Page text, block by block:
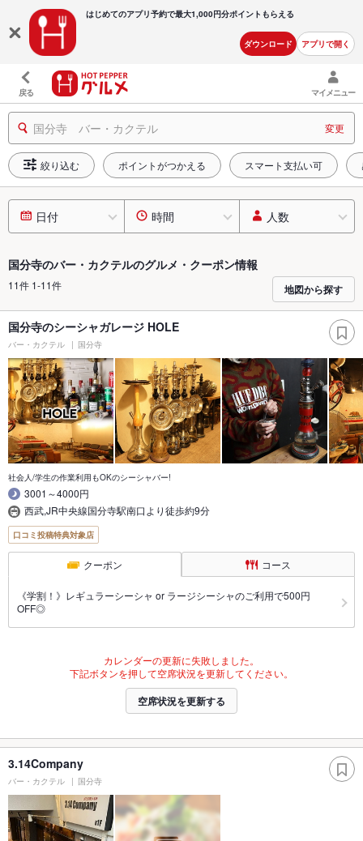
はじめてのアプリ予約で最大1,000円分ポイントもらえる
ダウンロード アプリで開く
戻る マイメニュー
国分寺 バー・カクテル 変更
絞り込む ポイントがつかえる スマート支払い可
日付 時間 人数
国分寺のバー・カクテルのグルメ・クーポン情報
11件 1-11件 地図から探す
国分寺のシーシャガレージ HOLE
バー・カクテル 国分寺
社会人/学生の作業利用もOKのシーシャバー!
3001～4000円
西武,JR中央線国分寺駅南口より徒歩約9分
口コミ投稿特典対象店
クーポン コース
《学割！》レギュラーシーシャ or ラージシーシャのご利用で500円
OFF◎
カレンダーの更新に失敗しました。
下記ボタンを押して空席状況を更新してください。
空席状況を更新する
3.14Company
バー・カクテル 国分寺